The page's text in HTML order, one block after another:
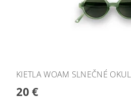
KIETLA WOAM SLNEČNÉ
20 €